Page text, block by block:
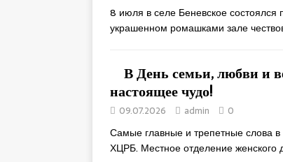
8 июля в селе Беневское
украшенном ромашками зале
В День семьи, любви и
настоящее чудо!
09.07.2026 admin 0
Самые главные и трепетные слова в
ХЦРБ. Местное отделение женского